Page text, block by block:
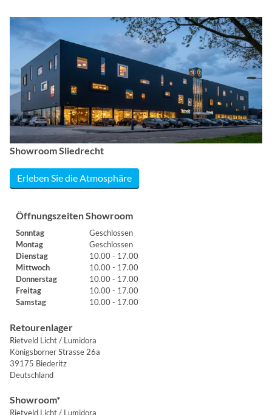
Showroom Sliedrecht
Erleben Sie die Atmosphäre
Öffnungszeiten Showroom
Sonntag
Geschlossen
Montag
Geschlossen
Dienstag
10.00 - 17.00
Mittwoch
10.00 - 17.00
Donnerstag
10.00 - 17.00
Freitag
10.00 - 17.00
Samstag
10.00 - 17.00
Retourenlager
Rietveld Licht / Lumidora
Königsborner Strasse 26a
39175 Biederitz
Deutschland
Showroom*
Rietveld Licht / Lumidora